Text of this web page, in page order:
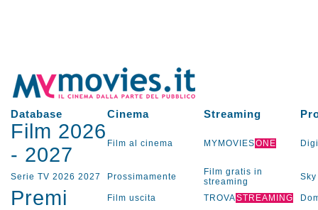
Database Cinema Streaming
Film 2026
- 2027 Film al cinema MYMOVIESONE
Serie TV 2026 2027 Prossimamente
Film gratis in
streaming
Sky
Premi Film uscita TROVASTREAMING